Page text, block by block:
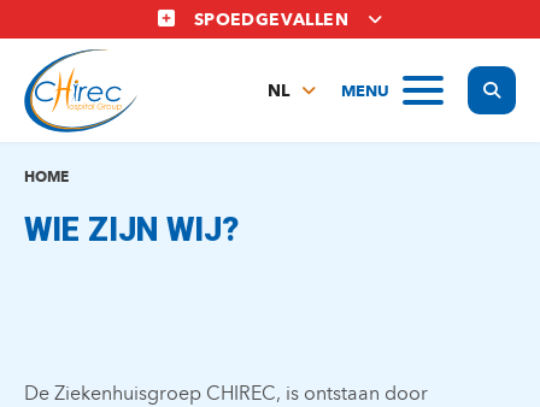
en
naar
inhoud
gaan
SPOEDGEVALLEN
MENU
NL
HOME
WIE ZIJN WIJ?
De Ziekenhuisgroep CHIREC, is ontstaan door